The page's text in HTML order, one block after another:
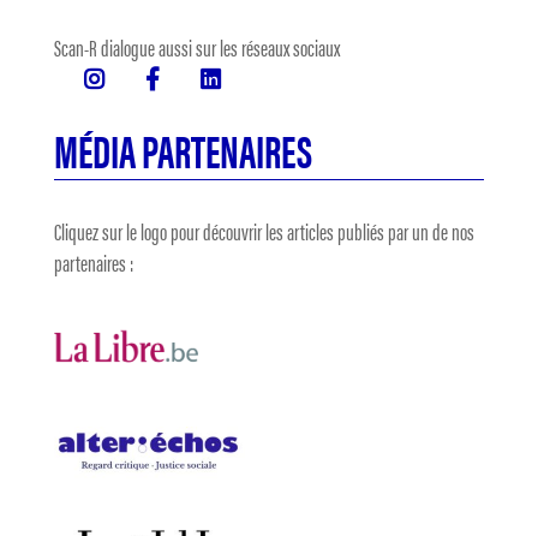
Scan-R dialogue aussi sur les réseaux sociaux
MÉDIA PARTENAIRES
Cliquez sur le logo pour découvrir les articles publiés par un de nos
partenaires :